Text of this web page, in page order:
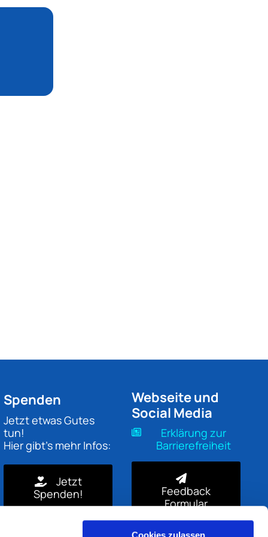
Spenden
Jetzt etwas Gutes
tun!
Hier gibt's mehr Infos:
Jetzt
Spenden!
Webseite und
Social Media
Erklärung zur
Barrierefreiheit
Feedback
Formular